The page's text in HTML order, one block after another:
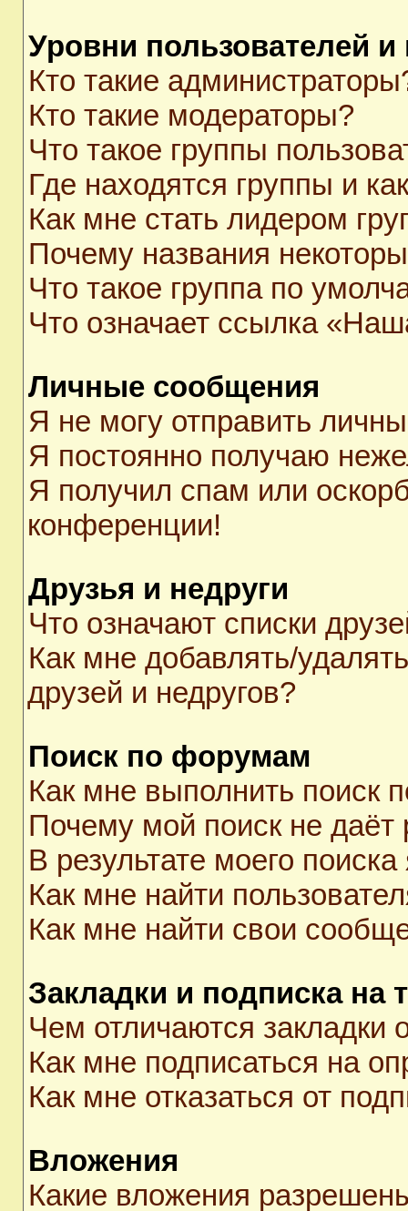
Уровни пользователей и
Кто такие
Кто такие модераторы?
Что такое группы
Где находятся группы и
Как мне стать лидером
Почему названия
Что такое группа по
Что означает ссылка
Личные сообщения
Я не могу отправить
Я постоянно получаю
Я получил спам или
конференции!
Друзья и недруги
Что означают списки
Как мне добавлять/
друзей и недругов?
Поиск по форумам
Как мне выполнить
Почему мой поиск не даёт
В результате моего
Как мне найти
Как мне найти свои
Закладки и подписка на
Чем отличаются закладки
Как мне подписаться на
Как мне отказаться от
Вложения
Какие вложения